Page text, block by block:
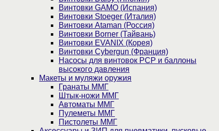
Винтовки GAMO (Испания)
Винтовки Stoeger (Италия)
Винтовки Ataman (Россия)
Винтовки Borner (Тайвань)
Винтовки EVANIX (Корея)
Винтовки Cybergun (Франция)
Насосы для винтовок PCP и баллоны
высокого давления
Макеты и муляжи оружия
Гранаты ММГ
Штык-ножи ММГ
Автоматы ММГ
Пулеметы ММГ
Пистолеты ММГ